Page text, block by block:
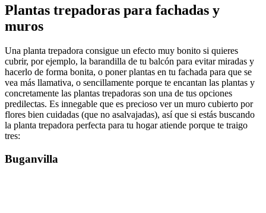
Plantas trepadoras para fachadas y
muros
Una planta trepadora consigue un efecto muy bonito si quieres
cubrir, por ejemplo, la barandilla de tu balcón para evitar miradas y
hacerlo de forma bonita, o poner plantas en tu fachada para que se
vea más llamativa, o sencillamente porque te encantan las plantas y
concretamente las plantas trepadoras son una de tus opciones
predilectas. Es innegable que es precioso ver un muro cubierto por
flores bien cuidadas (que no asalvajadas), así que si estás buscando
la planta trepadora perfecta para tu hogar atiende porque te traigo
tres:
Buganvilla